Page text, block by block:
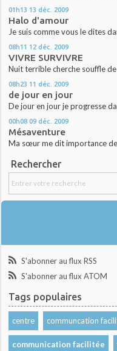
01h13 13 déc. 2009
Halo d'amour
Je suis comme vous le dites
08h11 12 déc. 2009
VIVRE SURVIVRE
Nuit terrible cherche souffle
08h23 11 déc. 2009
de jour en jour
De jour en jour je progresse
00h08 09 déc. 2009
Mésaventure
Ma sœur me dit importance
Rechercher
S'abonner au flux RSS
S'abonner au flux ATOM
Tags populaires
centre communcation
communication facilitée